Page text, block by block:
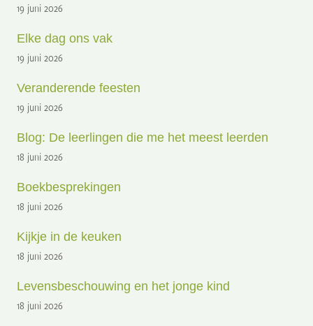
19 juni 2026
Elke dag ons vak
19 juni 2026
Veranderende feesten
19 juni 2026
Blog: De leerlingen die me het meest leerden
18 juni 2026
Boekbesprekingen
18 juni 2026
Kijkje in de keuken
18 juni 2026
Levensbeschouwing en het jonge kind
18 juni 2026